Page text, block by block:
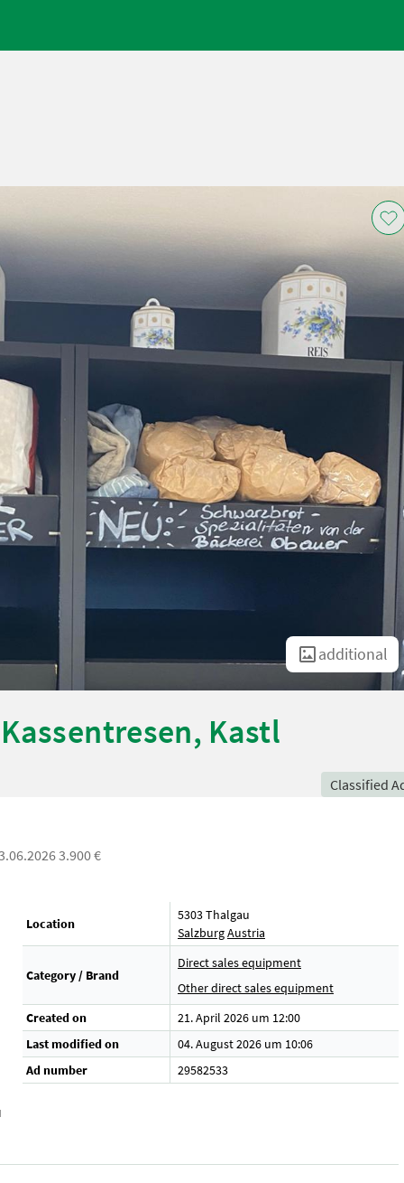
additional
Kastl
Classified
3.900 €
Location
5303 Thalgau
SalzburgAustria
Category / Brand
Direct sales equipment
Other direct sales equipment
Created on
21. April 2026 um 12:00
Last modified on
04. August 2026 um 10:06
Ad number
29582533